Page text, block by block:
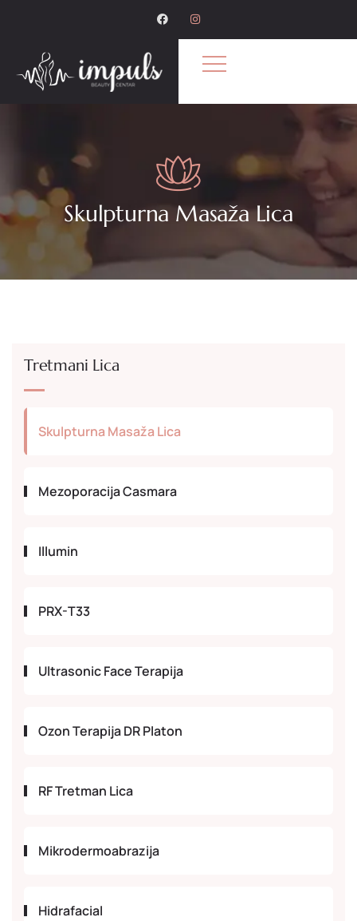
Skulpturna Masaža Lica
Tretmani Lica
Skulpturna Masaža Lica
Mezoporacija Casmara
Illumin
PRX-T33
Ultrasonic Face Terapija
Ozon Terapija DR Platon
RF Tretman Lica
Mikrodermoabrazija
Hidrafacial